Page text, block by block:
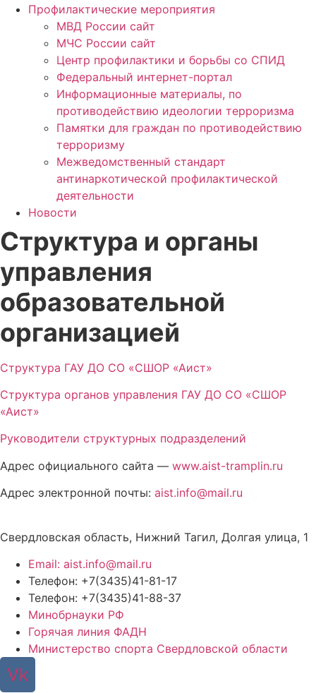
Профилактические мероприятия
МВД России сайт
МЧС России сайт
Центр профилактики и борьбы со СПИД
Федеральный интернет-портал
Информационные материалы, по
противодействию идеологии терроризма
Памятки для граждан по противодействию
терроризму
Межведомственный стандарт
антинаркотической профилактической
деятельности
Новости
Структура и органы
управления
образовательной
организацией
Структура ГАУ ДО СО «СШОР «Аист»
Структура органов управления ГАУ ДО СО «СШОР
«Аист»
Руководители структурных подразделений
Адрес официального сайта — www.aist-tramplin.ru
Адрес электронной почты: aist.info@mail.ru
Свердловская область, Нижний Тагил, Долгая улица, 1
Email: aist.info@mail.ru
Телефон: +7(3435)41-81-17
Телефон: +7(3435)41-88-37
Минобрнауки РФ
Горячая линия ФАДН
Министерство спорта Свердловской области
Vk